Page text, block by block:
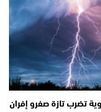
تضرب تازة صفرو إفران